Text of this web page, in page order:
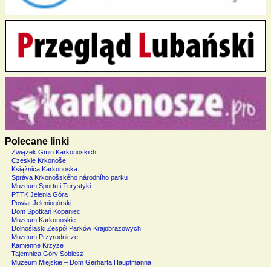
Polecane linki
Związek Gmin Karkonoskich
Czeskie Krkonoše
Książnica Karkonoska
Správa Krkonošského národního parku
Muzeum Sportu i Turystyki
PTTK Jelenia Góra
Powiat Jeleniogórski
Dom Spotkań Kopaniec
Muzeum Karkonoskie
Dolnośląski Zespół Parków Krajobrazowych
Muzeum Przyrodnicze
Kamienne Krzyże
Tajemnica Góry Sobiesz
Muzeum Miejskie – Dom Gerharta Hauptmanna